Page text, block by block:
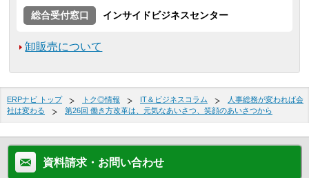
総合受付窓口
インサイドビジネスセンター
卸販売について
ERPナビ トップ トク◎情報 IT＆ビジネスコラム
人事総務が変われば会
社は変わる
第26回 働き方改革は、元気なあいさつ、笑顔のあいさつから
資料請求・お問い合わせ